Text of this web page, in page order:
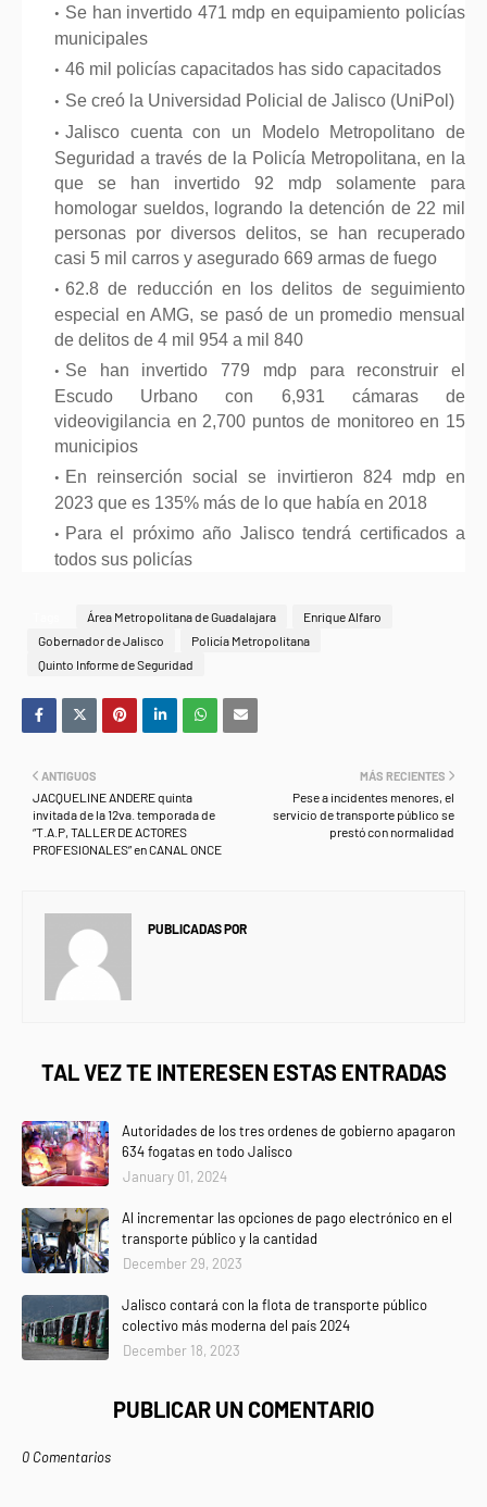
Se han invertido 471 mdp en equipamiento policías
municipales
46 mil policías capacitados has sido capacitados
Se creó la Universidad Policial de Jalisco (UniPol)
Jalisco cuenta con un Modelo Metropolitano de
Seguridad a través de la Policía Metropolitana, en la
que se han invertido 92 mdp solamente para
homologar sueldos, logrando la detención de 22 mil
personas por diversos delitos, se han recuperado
casi 5 mil carros y asegurado 669 armas de fuego
62.8 de reducción en los delitos de seguimiento
especial en AMG, se pasó de un promedio mensual
de delitos de 4 mil 954 a mil 840
Se han invertido 779 mdp para reconstruir el
Escudo Urbano con 6,931 cámaras de
videovigilancia en 2,700 puntos de monitoreo en 15
municipios
En reinserción social se invirtieron 824 mdp en
2023 que es 135% más de lo que había en 2018
Para el próximo año Jalisco tendrá certificados a
todos sus policías
Área Metropolitana de Guadalajara
Enrique Alfaro
Gobernador de Jalisco
Policía Metropolitana
Quinto Informe de Seguridad
MÁS RECIENTES
Pese a incidentes menores, el
servicio de transporte público se
prestó con normalidad
ANTIGUOS
JACQUELINE ANDERE quinta
invitada de la 12va. temporada de
“T.A.P, TALLER DE ACTORES
PROFESIONALES” en CANAL ONCE
PUBLICADAS POR
TAL VEZ TE INTERESEN ESTAS ENTRADAS
Autoridades de los tres ordenes de gobierno apagaron
634 fogatas en todo Jalisco
January 01, 2024
Al incrementar las opciones de pago electrónico en el
transporte público y la cantidad
December 29, 2023
Jalisco contará con la flota de transporte público
colectivo más moderna del país 2024
December 18, 2023
PUBLICAR UN COMENTARIO
0 Comentarios